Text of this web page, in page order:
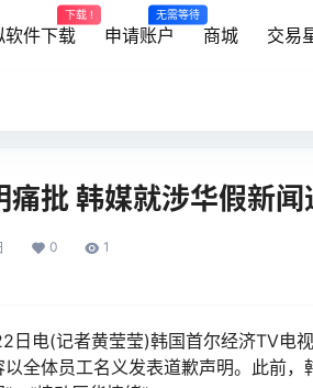
软件下载
下载 !
申请账户
无需等待
商城 交易
痛批 韩媒就涉华假新闻
0 1
电(记者黄莹莹)韩国首尔经济TV电视
以全体员工名义发表道歉声明。此前